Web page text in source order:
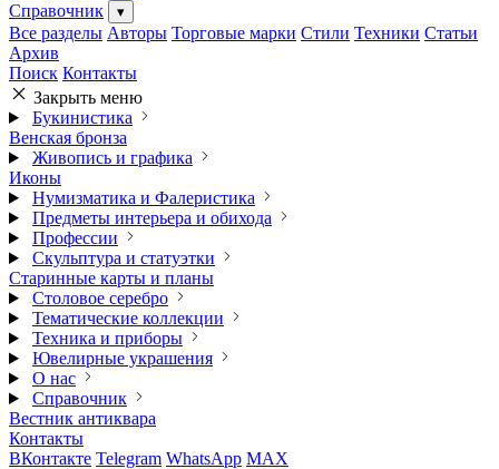
Справочник
▾
Все разделы Авторы Торговые марки Стили Техники Статьи
Архив
Поиск Контакты
Закрыть меню
Букинистика
Венская бронза
Живопись и графика
Иконы
Нумизматика и Фалеристика
Предметы интерьера и обихода
Профессии
Скульптура и статуэтки
Старинные карты и планы
Столовое серебро
Тематические коллекции
Техника и приборы
Ювелирные украшения
О нас
Справочник
Вестник антиквара
Контакты
ВКонтакте Telegram WhatsApp MAX